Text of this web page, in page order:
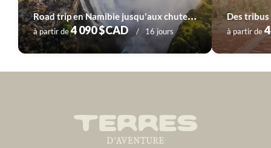
R
oad trip en Namibie jusqu'aux chutes Victoria
à partir de4 090 $CAD 16 jours
Des tribus
à partir de